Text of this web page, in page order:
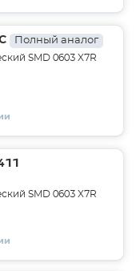
Полный аналог
SMD 0603 X7R
SMD 0603 X7R